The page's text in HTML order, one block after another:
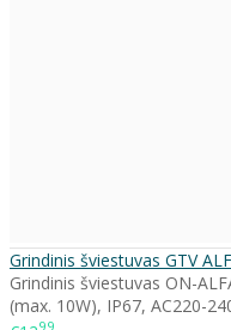
Grindinis šviestuvas GTV
Grindinis šviestuvas ON-
(max. 10W), IP67, AC220-
99